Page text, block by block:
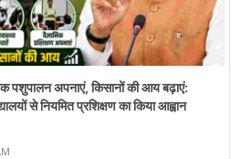
पशुपालन अपनाएं, किसानों की आय बढ़ाएं:
से नियमित प्रशिक्षण का किया आह्वान